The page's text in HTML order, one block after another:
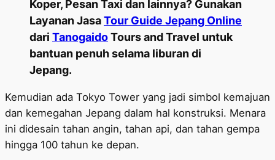
Koper, Pesan Taxi dan lainnya? Gunakan
Layanan JasaTour Guide Jepang Online
dari TanogaidoTours and Travel untuk
bantuan penuh selama liburan di
Jepang.
Kemudian ada Tokyo Tower yang jadi simbol kemajuan
dan kemegahan Jepang dalam hal konstruksi. Menara
ini didesain tahan angin, tahan api, dan tahan gempa
hingga 100 tahun ke depan.